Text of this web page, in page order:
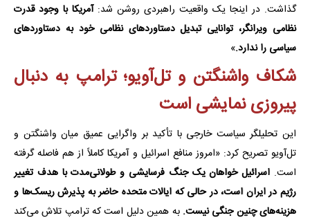
گذاشت. در اینجا یک واقعیت راهبردی روشن شد:آمریکا با وجود قدرت
نظامی ویرانگر، توانایی تبدیل دستاوردهای نظامی خود به دستاوردهای
سیاسی را ندارد.»
شکاف واشنگتن و تل‌آویو؛ ترامپ به دنبال
پیروزی نمایشی است
این تحلیلگر سیاست خارجی با تأکید بر واگرایی عمیق میان واشنگتن و
تل‌آویو تصریح کرد: «امروز منافع اسرائیل و آمریکا کاملاً از هم فاصله گرفته
است. اسرائیل خواهان یک جنگ فرسایشی و طولانی‌مدت با هدف تغییر
رژیم در ایران است، در حالی که ایالات متحده حاضر به پذیرش ریسک‌ها و
هزینه‌های چنین جنگی نیست. به همین دلیل است که ترامپ تلاش می‌کند